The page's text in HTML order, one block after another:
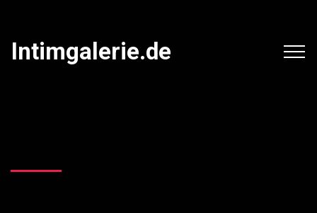
Intimgalerie.de